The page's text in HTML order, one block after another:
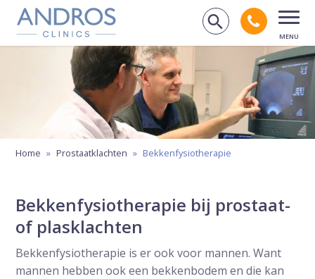
Navigatie overslaan
Zoek op
Bel
Home » Prostaatklachten » Bekkenfysiotherapie
Bekkenfysiotherapie bij prostaat-
of plasklachten
Bekkenfysiotherapie is er ook voor mannen. Want
mannen hebben ook een bekkenbodem en die kan